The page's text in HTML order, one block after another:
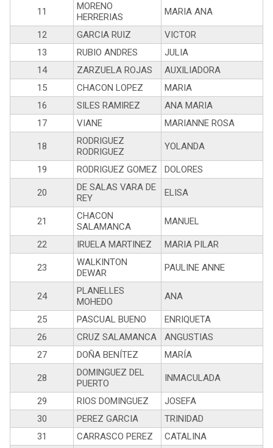
11
MORENO
HERRERIAS
MARIA ANA
12 GARCIA RUIZ
VICTOR
13
RUBIO ANDRES
JULIA
14
ZARZUELA ROJAS
AUXILIADORA
15
CHACON LOPEZ
MARIA
16
SILES RAMIREZ
ANA MARIA
17
VIANE MARIANNE ROSA
18
RODRIGUEZ
RODRIGUEZ
YOLANDA
19 RODRIGUEZ GOMEZ DOLORES
20
DE SALAS VARA DE
REY
ELISA
21
CHACON
SALAMANCA
MANUEL
22 IRUELA MARTINEZ MARIA PILAR
23
WALKINTON
DEWAR
PAULINE ANNE
24
PLANELLES
MOHEDO
ANA
25 PASCUAL BUENO
ENRIQUETA
26
CRUZ SALAMANCA
ANGUSTIAS
27
DOÑA BENÍTEZ MARÍA
28
DOMINGUEZ DEL
PUERTO
INMACULADA
29 RIOS DOMINGUEZ
JOSEFA
30
PEREZ GARCIA
TRINIDAD
31
CARRASCO PEREZ
CATALINA